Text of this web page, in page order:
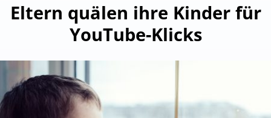
Eltern quälen ihre Kinder für
YouTube-Klicks